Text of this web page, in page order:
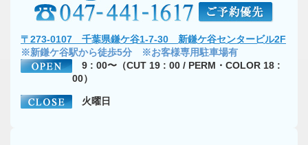
〒273-0107 千葉県鎌ケ谷1-7-30 新鎌ケ谷センタービル2F
※新鎌ケ谷駅から徒歩5分 ※お客様専用駐車場有
9 : 00〜（CUT 19 : 00 / PERM・COLOR 18 :
00）
火曜日